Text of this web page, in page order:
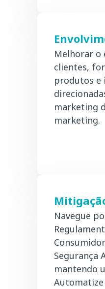
Melhorar o
clientes,
produtos e
marketing
marketing.
Navegue
Segurança
mantendo